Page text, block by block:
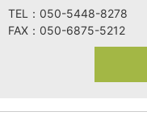
TEL：050-5448-8278
FAX：050-6875-5212